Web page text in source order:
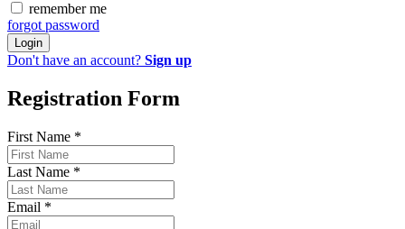
remember me
forgot password
Login
Don't have an account? Sign up
Registration Form
First Name *
Last Name *
Email *